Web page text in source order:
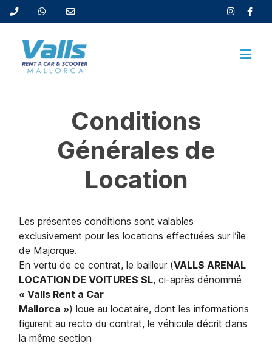
Conditions
Générales de
Location
Les présentes conditions sont valables
exclusivement pour les locations effectuées sur l’île
de Majorque.
En vertu de ce contrat, le bailleur (VALLS ARENAL
LOCATION DE VOITURES SL, ci-après dénommé
« Valls Rent a Car
Mallorca ») loue au locataire, dont les informations
figurent au recto du contrat, le véhicule décrit dans
la même section